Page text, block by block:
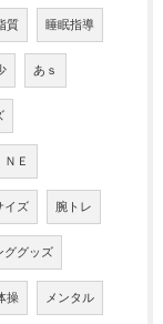
質 睡眠指導
あｓ
ＮＥ
イズ 腕トレ
ググッズ
操 メンタル